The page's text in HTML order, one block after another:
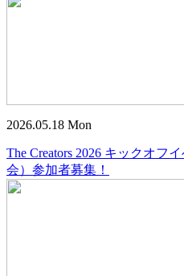
2026.05.18 Mon
The Creators 2026 キックオフ
会）参加者募集！